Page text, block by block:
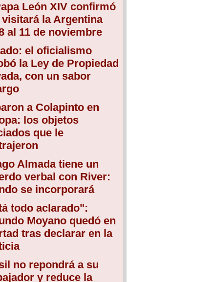
León XIV confirmó
visitará la Argentina
al 11 de noviembre
el oficialismo
la Ley de Propiedad
con un sabor
a Colapinto en
los objetos
que le
Almada tiene un
verbal con River:
se incorporará
todo aclarado":
Moyano quedó en
tras declarar en la
no repondrá a su
y reduce la